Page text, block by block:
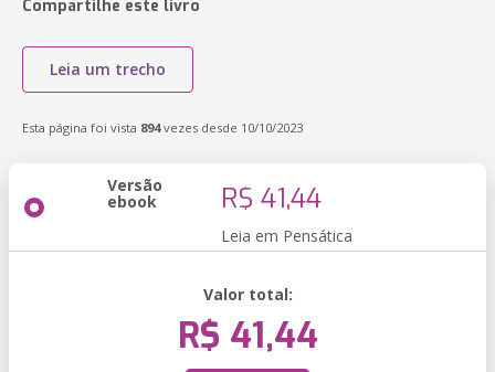
Compartilhe este livro
Leia um trecho
Esta página foi vista 894vezes desde 10/10/2023
Versão
ebook R$ 41,44
Leia em Pensática
Valor total:
R$ 41,44